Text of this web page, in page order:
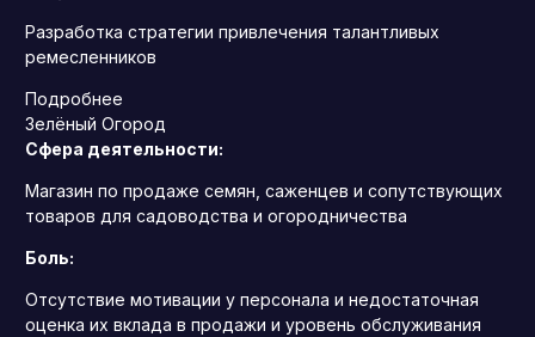
Разработка стратегии привлечения талантливых
ремесленников
Подробнее
Зелёный Огород
Сфера деятельности:
Магазин по продаже семян, саженцев и сопутствующих
товаров для садоводства и огородничества
Боль:
Отсутствие мотивации у персонала и недостаточная
оценка их вклада в продажи и уровень обслуживания